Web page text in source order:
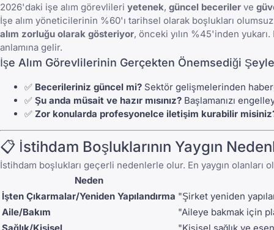
2026'daki işe alım görevlileri yetenek, güncel beceriler ve
İşe alım yöneticilerinin %60'ı tarihsel olarak boşlukları
alım zorluğu olarak gösteriyor, önceki yılın %45'inden yukarı.
anlamına gelir.
İşe Alım Görevlilerinin Gerçekten Önemsediği
✅ Becerileriniz güncel mi? Sektör gelişmelerinden
✅ Şu anda müsait ve hazır mısınız? Başlamanızı
✅ Zor konularda profesyonelce iletişim kurabilir
📋 İstihdam Boşluklarının Yaygın
İstihdam boşlukları geçerli nedenlerle olur. En yaygın olanları
Neden
İşten Çıkarmalar/Yeniden Yapılandırma "Şirket yeniden
Aile/Bakım
"Aileye bakmak için